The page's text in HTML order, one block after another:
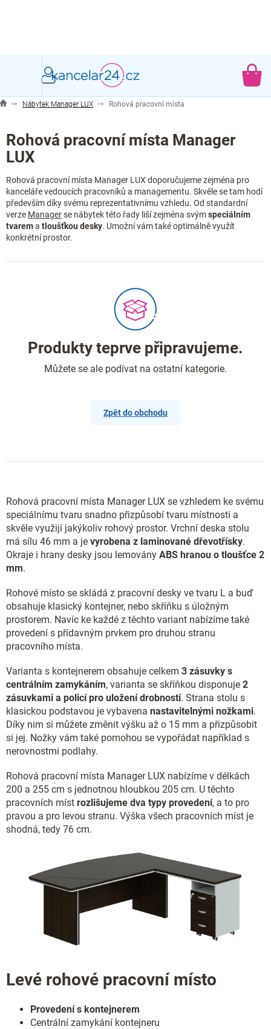
Nábytek Manager LUX Rohová pracovní místa
Rohová pracovní místa Manager
LUX
Rohová pracovní místa Manager LUX doporučujeme zejména pro
kanceláře vedoucích pracovníků a managementu. Skvěle se tam hodí
především díky svému reprezentativnímu vzhledu. Od standardní
verze Managerse nábytek této řady liší zejména svýmspeciálním
tvarema tloušťkou desky. Umožní vám také optimálně využít
konkrétní prostor.
Produkty teprve připravujeme.
Můžete se ale podívat na ostatní kategorie.
Zpět do obchodu
Rohová pracovní místa Manager LUX se vzhledem ke svému
speciálnímu tvaru snadno přizpůsobí tvaru místnosti a
skvěle využijí jakýkoliv rohový prostor. Vrchní deska stolu
má sílu 46 mm a je vyrobena z laminované dřevotřísky.
Okraje i hrany desky jsou lemovány ABS hranou o tloušťce 2
mm.
Rohové místo se skládá z pracovní desky ve tvaru L a buď
obsahuje klasický kontejner, nebo skříňku s úložným
prostorem. Navíc ke každé z těchto variant nabízíme také
provedení s přídavným prvkem pro druhou stranu
pracovního místa.
Varianta s kontejnerem obsahuje celkem 3 zásuvky s
centrálním zamykáním, varianta se skříňkou disponuje 2
zásuvkami a policí pro uložení drobností. Strana stolu s
klasickou podstavou je vybavena nastavitelnými nožkami.
Díky nim si můžete změnit výšku až o 15 mm a přizpůsobit
si jej. Nožky vám také pomohou se vypořádat například s
nerovnostmi podlahy.
Rohová pracovní místa Manager LUX nabízíme v délkách
200 a 255 cm s jednotnou hloubkou 205 cm. U těchto
pracovních míst rozlišujeme dva typy provedení, a to pro
pravou a pro levou stranu. Výška všech pracovních míst je
shodná, tedy 76 cm.
Levé rohové pracovní místo
Provedení s kontejnerem
Centrální zamykání kontejneru